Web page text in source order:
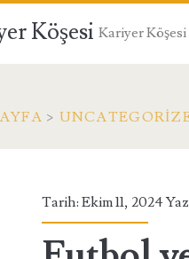
Köşesi Kariyer Köşesi
>
Tarih: Ekim 11, 2024